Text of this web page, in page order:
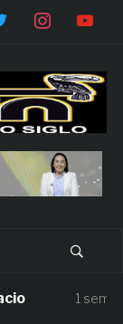
1 semana